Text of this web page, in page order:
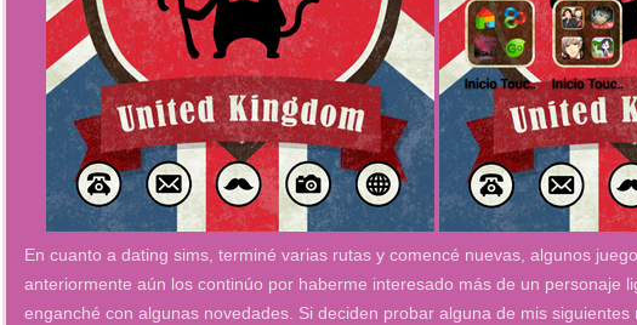
En cuanto a dating sims, terminé varias rutas y comencé nuevas, algunos
anteriormente aún los continúo por haberme interesado más de un personaje
enganché con algunas novedades. Si deciden probar alguna de mis siguientes